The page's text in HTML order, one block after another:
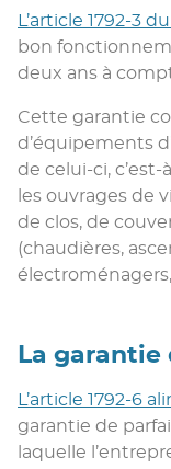
L’article 1792-3
bon
deux ans à
Cette garantie
d’équipements
de celui-ci,
les ouvrages de
de clos, de
(chaudières,
La
L’article 1792-6
garantie de
laquelle